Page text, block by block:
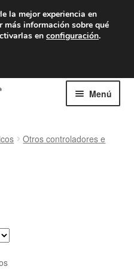
7 EUR
9 a. m. a 4 p. m.
Menú
Otros controladores e
Ordenado
la mejor experiencia en
más información sobre qué
en configuración.